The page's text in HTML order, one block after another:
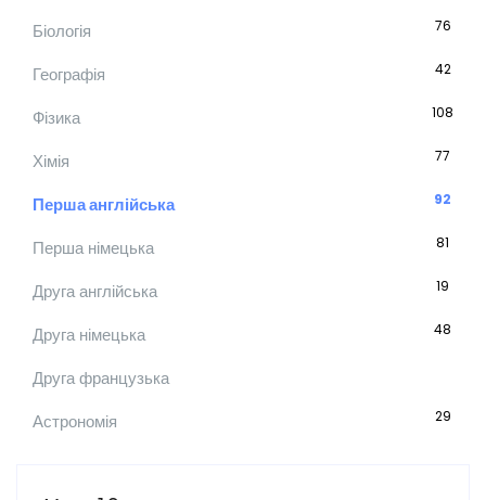
Біологія 76
Географія 42
Фізика 108
Хімія 77
Перша англійська 92
Перша німецька 81
Друга англійська 19
Друга німецька 48
Друга французька
Астрономія
29